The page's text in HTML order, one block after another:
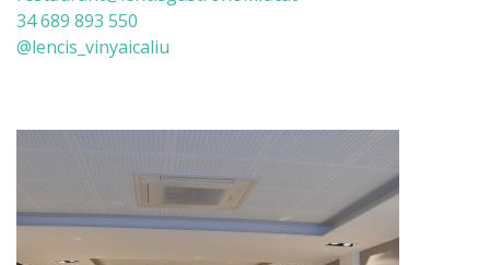
34 689 893 550
@lencis_vinyaicaliu